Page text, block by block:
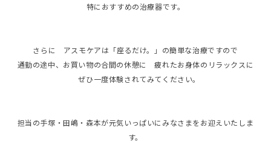
特におすすめの治療器です。
さらに アスモケアは「座るだけ。」の簡単な治療ですので
通勤の途中、お買い物の合間の休憩に 疲れたお身体のリラックスに
ぜひ一度体験されてみてください。
担当の手塚・田嶋・森本が元気いっぱいにみなさまをお迎えいたしま
す。